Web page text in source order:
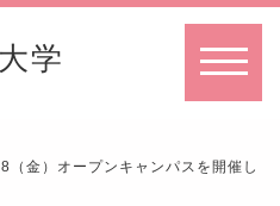
学
（金）オープンキャンパスを開催し